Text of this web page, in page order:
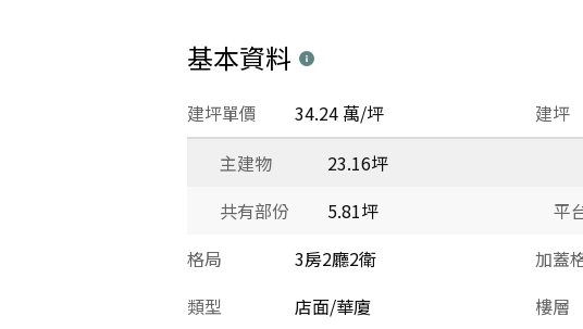
基本資料
建坪
建坪單價 34.24 萬/坪
主建物
23.16坪
共有部份
5.81坪 平
格局
3房2廳2衛 加蓋
類型
店面/華廈 樓層